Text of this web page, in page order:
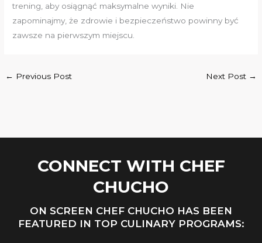
trening, aby osiągnąć maksymalne wyniki. Nie
zapominajmy, że zdrowie i bezpieczeństwo powinny być
zawsze na pierwszym miejscu.
← Previous Post Next Post →
CONNECT WITH CHEF
CHUCHO
ON SCREEN CHEF CHUCHO HAS BEEN
FEATURED IN TOP CULINARY PROGRAMS: